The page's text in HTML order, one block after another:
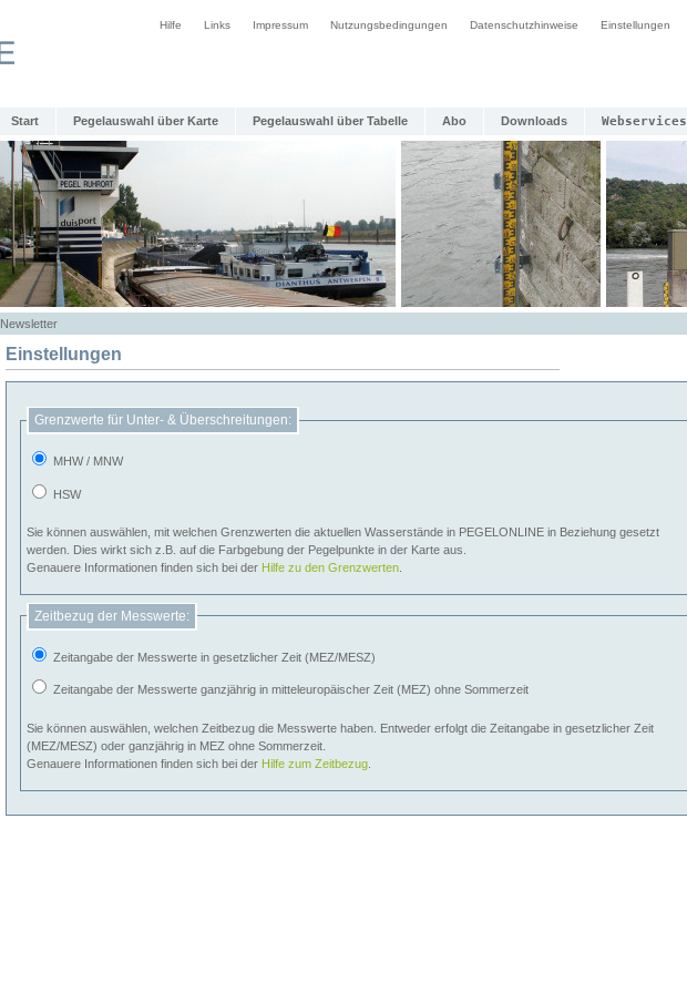
Hilfe Links Impressum Nutzungsbedingungen Datenschutzhinweise Einstellungen
Start Pegelauswahl über Karte Pegelauswahl über Tabelle Abo Downloads Webservices
Newsletter
Einstellungen
Grenzwerte für Unter- & Überschreitungen:
MHW / MNW
HSW
Sie können auswählen, mit welchen Grenzwerten die aktuellen Wasserstände in PEGELONLINE in Beziehung gesetzt
werden. Dies wirkt sich z.B. auf die Farbgebung der Pegelpunkte in der Karte aus.
Genauere Informationen finden sich bei der Hilfe zu den Grenzwerten
Zeitbezug der Messwerte:
Zeitangabe der Messwerte in gesetzlicher Zeit (MEZ/MESZ)
Zeitangabe der Messwerte ganzjährig in mitteleuropäischer Zeit (MEZ) ohne Sommerzeit
Sie können auswählen, welchen Zeitbezug die Messwerte haben. Entweder erfolgt die Zeitangabe in gesetzlicher Zeit
(MEZ/MESZ) oder ganzjährig in MEZ ohne Sommerzeit.
Genauere Informationen finden sich bei der Hilfe zum Zeitbezug